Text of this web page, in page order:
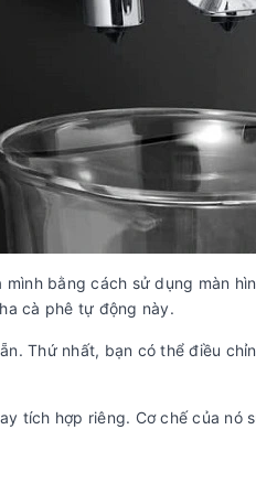
mình bằng cách sử dụng màn
cà phê tự động này.
Thứ nhất, bạn có thể điều
tích hợp riêng. Cơ chế của nó